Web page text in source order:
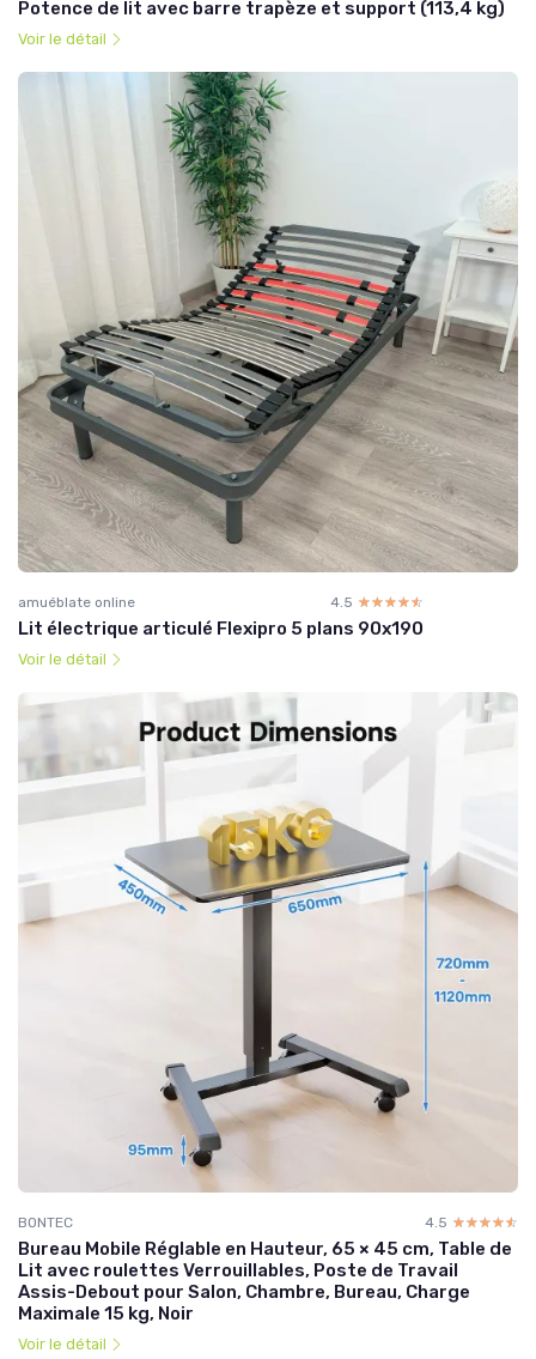
Potence de lit avec barre trapèze et support (113,4 kg)
Voir le détail
amuéblate online 4.5 ☆☆☆☆☆
★★★★★
Lit électrique articulé Flexipro 5 plans 90x190
Voir le détail
BONTEC 4.5 ☆☆☆☆☆
★★★★★
Bureau Mobile Réglable en Hauteur, 65 × 45 cm, Table de
Lit avec roulettes Verrouillables, Poste de Travail
Assis-Debout pour Salon, Chambre, Bureau, Charge
Maximale 15 kg, Noir
Voir le détail